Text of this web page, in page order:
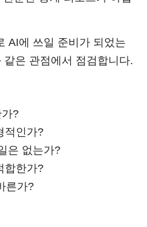
AI에 쓰일 준비가 되었는
은 관점에서 점검합니다.
?
적인가?
은 없는가?
합한가?
른가?